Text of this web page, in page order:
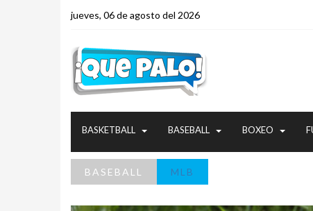
jueves, 06 de agosto del 2026
BASKETBALL BASEBALL BOXEO
BASEBALL MLB